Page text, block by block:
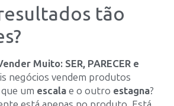
tão
Muito: SER, PARECER e
negócios vendem produtos
um escala e o outro estagna?